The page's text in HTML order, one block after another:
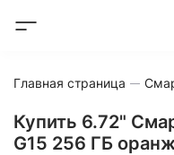
Главная страница
Купить 6.72"
G15 256 ГБ